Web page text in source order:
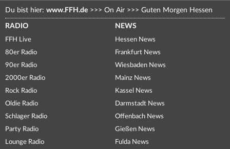
Du bist hier: www.FFH.de >>> On Air >>> Guten Morgen Hessen
RADIO
FFH Live
80er Radio
90er Radio
2000er Radio
Rock Radio
Oldie Radio
Schlager Radio
Party Radio
Lounge Radio
NEWS
Hessen News
Frankfurt News
Wiesbaden News
Mainz News
Kassel News
Darmstadt News
Offenbach News
Gießen News
Fulda News